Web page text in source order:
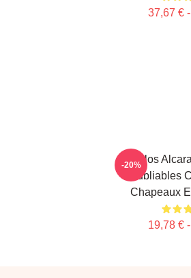
37,67 €
Carlos
Inoubliables
Chapeaux
19,78 €
-20%